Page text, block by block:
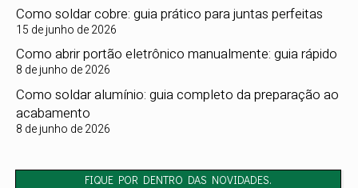
Como soldar cobre: guia prático para juntas perfeitas
15 de junho de 2026
Como abrir portão eletrônico manualmente: guia rápido
8 de junho de 2026
Como soldar alumínio: guia completo da preparação ao
acabamento
8 de junho de 2026
FIQUE POR DENTRO DAS NOVIDADES.